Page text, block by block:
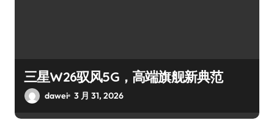
三星W26驭风5G，高端旗舰新典范
dawei 3 月 31, 2026